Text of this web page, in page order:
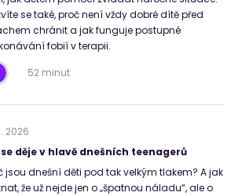
se také, proč není vždy dobré dítě před
chránit a jak funguje postupné
fobií v terapii.
52 minut
. 2026
se děje v hlavě dnešních teenagerů
jsou dnešní děti pod tak velkým tlakem? A jak
že už nejde jen o „špatnou náladu“, ale o